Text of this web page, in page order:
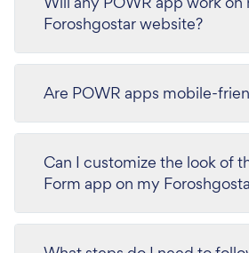
Foroshgostar website?
Are POWR apps mobile-
Can I customize the look of
Form app on my